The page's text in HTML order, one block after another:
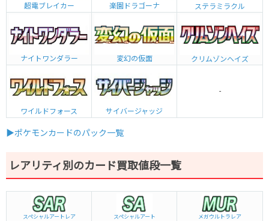
超電ブレイカー 楽園ドラゴーナ ステラミラクル
ナイトワンダラー 変幻の仮面 クリムゾンヘイズ
ワイルドフォース サイバージャッジ
-
▶ポケモンカードのパック一覧
レアリティ別のカード買取値段一覧
スペシャルアートレア スペシャルアート メガウルトラレア